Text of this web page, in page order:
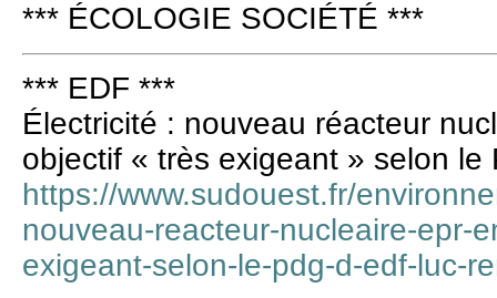
*** ÉCOLOGIE SOCIÉTÉ ***
*** EDF ***
Électricité : nouveau réacteur
objectif « très exigeant » selon le
https://www.sudouest.fr/
nouveau-reacteur-nucleaire-epr-
exigeant-selon-le-pdg-d-edf-luc-